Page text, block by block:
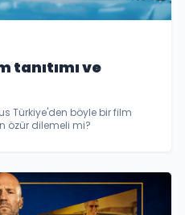
tanıtımı ve
Türkiye'den böyle bir film
özür dilemeli mi?